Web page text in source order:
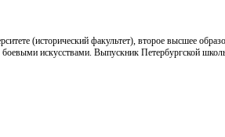
(исторический факультет), второе высшее
искусствами. Выпускник Петербургской